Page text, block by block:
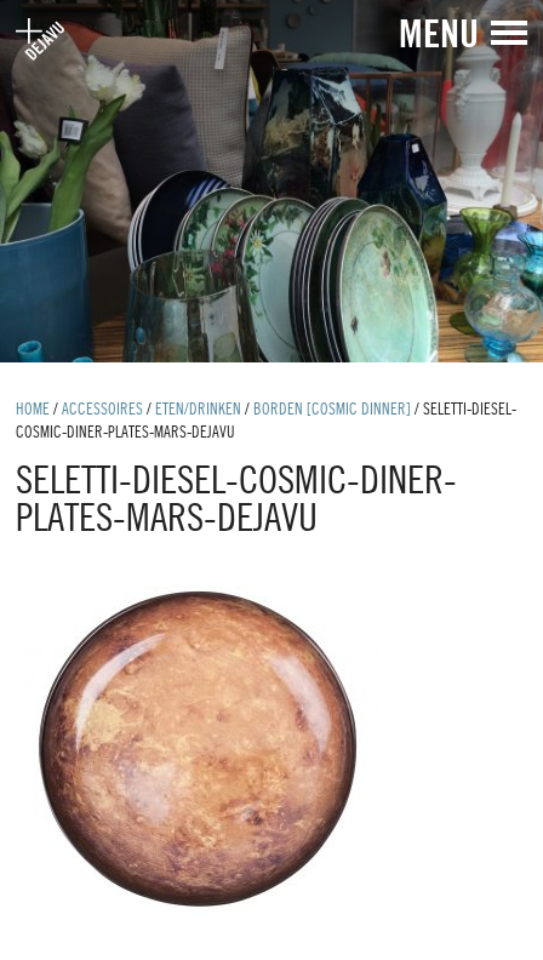
MENU
HOME /ACCESSOIRES / ETEN/DRINKEN / BORDEN [COSMIC DINNER] /SELETTI-DIESEL-
COSMIC-DINER-PLATES-MARS-DEJAVU
SELETTI-DIESEL-COSMIC-DINER-
PLATES-MARS-DEJAVU